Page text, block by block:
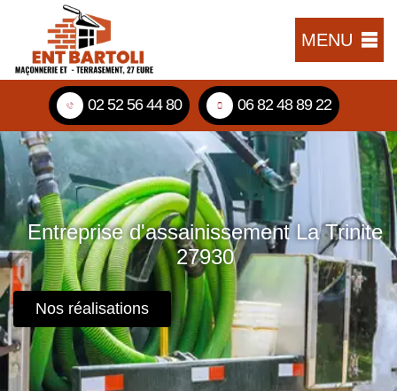
MENU
02 52 56 44 80 06 82 48 89 22
Entreprise d'assainissement La Trinite
27930
Nos réalisations